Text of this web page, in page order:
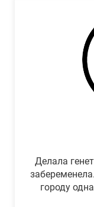
Делала
городу